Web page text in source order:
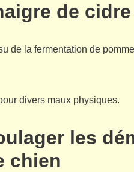
de
de la fermentation de
divers maux physiques.
les
chien